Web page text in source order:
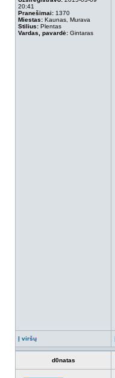
20:41
Pranešimai: 1370
Miestas: Kaunas, Murava
Stilius: Plentas
Vardas, pavardė: Gintaras
Į viršų
d0natas